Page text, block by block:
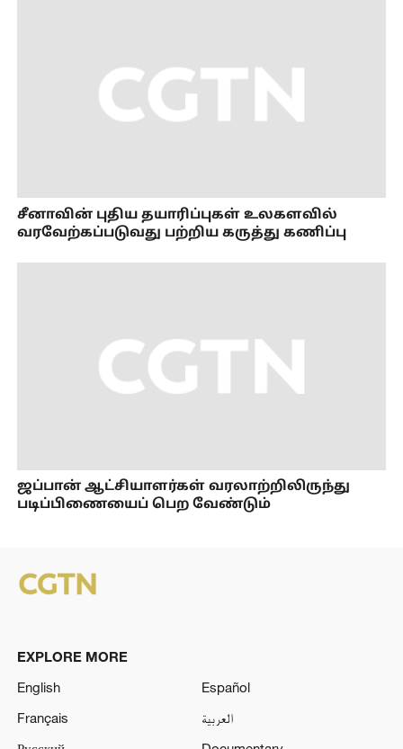
சீனாவின் புதிய தயாரிப்புகள் உலகளவில்
வரவேற்கப்படுவது பற்றிய கருத்து கணிப்பு
ஜப்பான் ஆட்சியாளர்கள் வரலாற்றிலிருந்து
படிப்பிணையைப் பெற வேண்டும்
EXPLORE MORE
English
Español
Français
العربية